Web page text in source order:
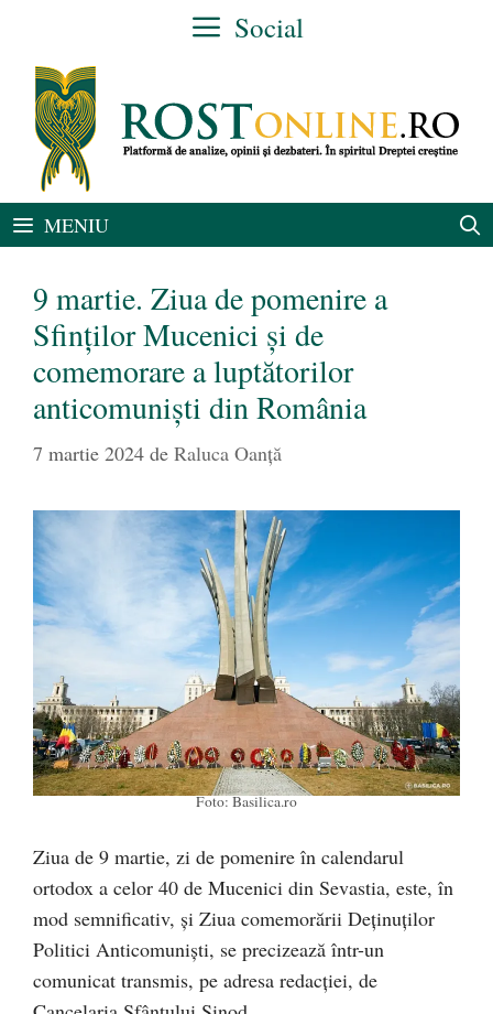
conținut
Social
MENIU
9 martie. Ziua de pomenire a
Sfinților Mucenici și de
comemorare a luptătorilor
anticomuniști din România
7 martie 2024 de Raluca Oanță
Foto: Basilica.ro
Ziua de 9 martie, zi de pomenire în calendarul
ortodox a celor 40 de Mucenici din Sevastia, este, în
mod semnificativ, și Ziua comemorării Deținuților
Politici Anticomuniști, se precizează într-un
comunicat transmis, pe adresa redacției, de